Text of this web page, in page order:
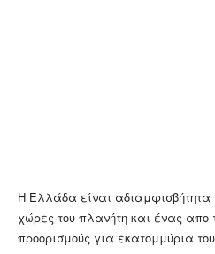
Η Ελλάδα είναι αδιαμφισβήτητα
χώρες του πλανήτη και ένας απο
προορισμούς για εκατομμύρια